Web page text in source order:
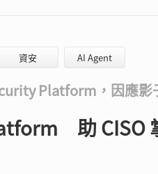
資安 AI Agent
Platform，因應
助 CISO